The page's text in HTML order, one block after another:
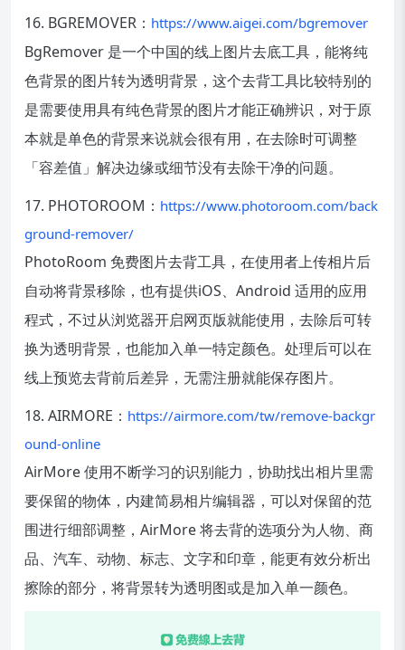
16. BGREMOVER： https://www.aigei.com/bgremover
BgRemover 是一个中国的线上图片去底工具，能将纯
色背景的图片转为透明背景，这个去背工具比较特别的
是需要使用具有纯色背景的图片才能正确辨识，对于原
本就是单色的背景来说就会很有用，在去除时可调整
「容差值」解决边缘或细节没有去除干净的问题。
17. PHOTOROOM： https://www.photoroom.com/back
ground-remover/
PhotoRoom 免费图片去背工具，在使用者上传相片后
自动将背景移除，也有提供iOS、Android 适用的应用
程式，不过从浏览器开启网页版就能使用，去除后可转
换为透明背景，也能加入单一特定颜色。处理后可以在
线上预览去背前后差异，无需注册就能保存图片。
18. AIRMORE： https://airmore.com/tw/remove-backgr
ound-online
AirMore 使用不断学习的识别能力，协助找出相片里需
要保留的物体，内建简易相片编辑器，可以对保留的范
围进行细部调整，AirMore 将去背的选项分为人物、商
品、汽车、动物、标志、文字和印章，能更有效分析出
擦除的部分，将背景转为透明图或是加入单一颜色。